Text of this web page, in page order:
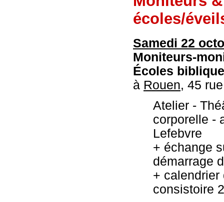
écoles/
Samedi 22
Moniteurs-
Écoles
à Rouen, 45
Atelier -
corporelle -
Lefebvre
+ échange
démarrage
+ calendrier
consistoire